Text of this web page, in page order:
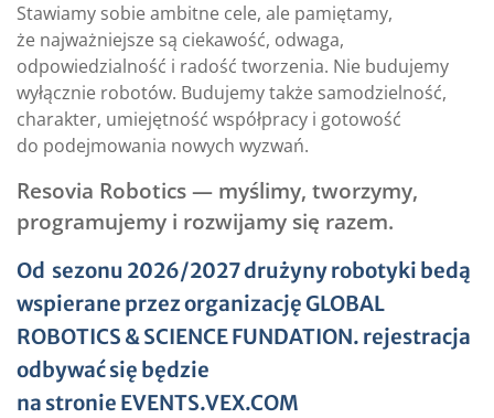
Stawiamy sobie ambitne cele, ale pamiętamy,
że najważniejsze są ciekawość, odwaga,
odpowiedzialność i radość tworzenia. Nie budujemy
wyłącznie robotów. Budujemy także samodzielność,
charakter, umiejętność współpracy i gotowość
do podejmowania nowych wyzwań.
Resovia Robotics — myślimy, tworzymy,
programujemy i rozwijamy się razem.
Od sezonu 2026/2027 drużyny robotyki bedą
wspierane przez organizację GLOBAL
ROBOTICS & SCIENCE FUNDATION. rejestracja
odbywać się będzie
na stronie EVENTS.VEX.COM